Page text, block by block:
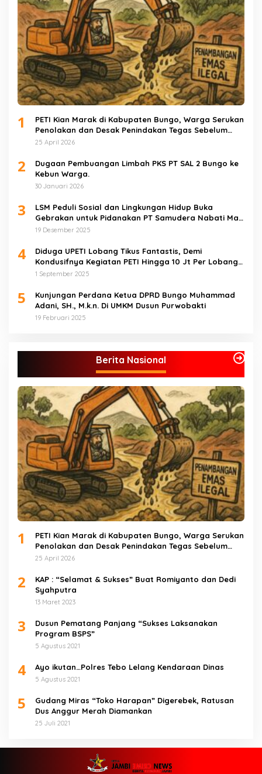
1
PETI Kian Marak di Kabupaten Bungo, Warga Serukan
Penolakan dan Desak Penindakan Tegas Sebelum
Bencana Menelan Korban Tak berdosa.
25 April 2026
2
Dugaan Pembuangan Limbah PKS PT SAL 2 Bungo ke
Kebun Warga.
30 Januari 2026
3
LSM Peduli Sosial dan Lingkungan Hidup Buka
Gebrakan untuk Pidanakan PT Samudera Nabati Mas
atas Dugaan Pencemaran Limbah
19 Desember 2025
4
Diduga UPETI Lobang Tikus Fantastis, Demi
Kondusifnya Kegiatan PETI Hingga 10 Jt Per Lobang
Total 1 Milyar Lebih per Bulan
1 September 2025
5
Kunjungan Perdana Ketua DPRD Bungo Muhammad
Adani, SH., M.k.n. Di UMKM Dusun Purwobakti
19 Februari 2025
Berita Nasional
1
PETI Kian Marak di Kabupaten Bungo, Warga Serukan
Penolakan dan Desak Penindakan Tegas Sebelum
Bencana Menelan Korban Tak berdosa.
25 April 2026
2
KAP : “Selamat & Sukses” Buat Romiyanto dan Dedi
Syahputra
13 Maret 2023
3
Dusun Pematang Panjang “Sukses Laksanakan
Program BSPS”
5 Agustus 2021
4 Ayo ikutan…Polres Tebo Lelang Kendaraan Dinas
5 Agustus 2021
5
Gudang Miras “Toko Harapan” Digerebek, Ratusan
Dus Anggur Merah Diamankan
25 Juli 2021